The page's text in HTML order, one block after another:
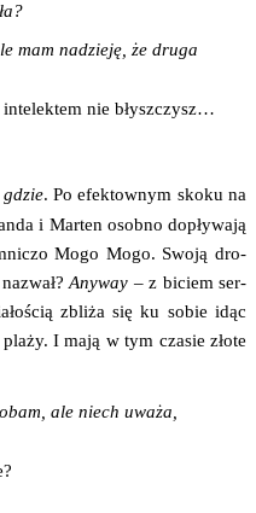
mam nadzie­ję, że dru­ga
inte­lek­tem nie błyszczysz…
gdzie. Po efek­tow­nym sko­ku na
i Mar­ten osob­no dopły­wa­ją
Mogo Mogo. Swo­ją dro­
Any­way – z biciem ser­
zbli­ża się ku sobie idąc
I mają w tym cza­sie zło­te
ale niech uwa­ża,